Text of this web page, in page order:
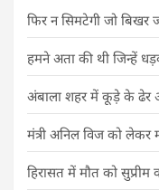
फिर न सिमटेगी जो बिखर
हमने अता की थी जिन्हें
अंबाला शहर में कूड़े के ढेर
मंत्री अनिल विज को लेकर
हिरासत में मौत को सुप्रीम